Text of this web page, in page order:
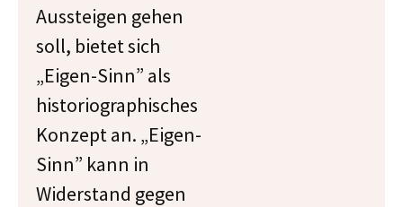
Aussteigen gehen
soll, bietet sich
„Eigen-Sinn” als
historiographisches
Konzept an. „Eigen-
Sinn” kann in
Widerstand gegen